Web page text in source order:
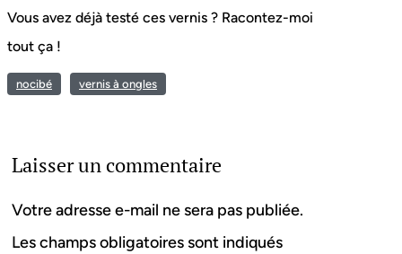
Vous avez déjà testé ces vernis ? Racontez-moi
tout ça !
nocibé vernis à ongles
Laisser un commentaire
Votre adresse e-mail ne sera pas publiée.
Les champs obligatoires sont indiqués